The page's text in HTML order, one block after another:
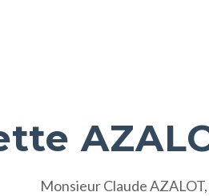
Monsieur Claude AZALOT,